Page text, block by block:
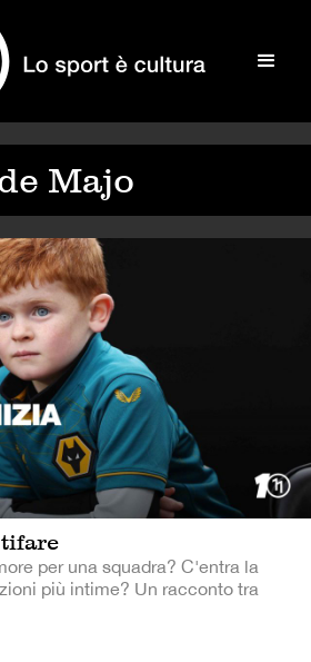
Majo
per una squadra? C'entra la
più intime? Un racconto tra